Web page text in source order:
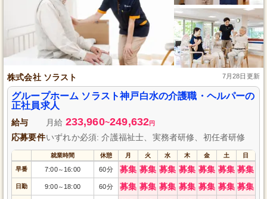
株式会社 ソラスト 7月28日更新
グループホーム ソラスト神戸白水の介護職・ヘルパーの
正社員求人
給与 月給 233,960~249,632円
応募要件いずれか必須: 介護福祉士、実務者研修、初任者研修
就業時間 休憩 月 火 水 木 金 土 日
早番 7:00～ 16:00 60分 募集 募集 募集 募集 募集 募集 募集
日勤 9:00～ 18:00 60分 募集 募集 募集 募集 募集 募集 募集